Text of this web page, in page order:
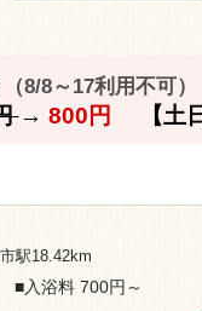
8/8～17利用不可）
→ 800円 【土
駅18.42km
■入浴料 700円～